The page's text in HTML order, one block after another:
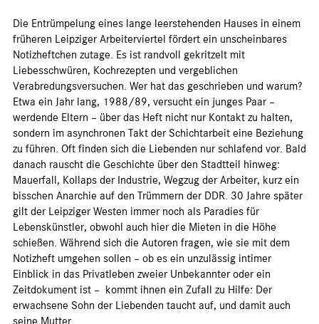
Die Entrümpelung eines lange leerstehenden Hauses in einem
früheren Leipziger Arbeiterviertel fördert ein unscheinbares
Notizheftchen zutage. Es ist randvoll gekritzelt mit
Liebesschwüren, Kochrezepten und vergeblichen
Verabredungsversuchen. Wer hat das geschrieben und warum?
Etwa ein Jahr lang, 1988/89, versucht ein junges Paar –
werdende Eltern – über das Heft nicht nur Kontakt zu halten,
sondern im asynchronen Takt der Schichtarbeit eine Beziehung
zu führen. Oft finden sich die Liebenden nur schlafend vor. Bald
danach rauscht die Geschichte über den Stadtteil hinweg:
Mauerfall, Kollaps der Industrie, Wegzug der Arbeiter, kurz ein
bisschen Anarchie auf den Trümmern der DDR. 30 Jahre später
gilt der Leipziger Westen immer noch als Paradies für
Lebenskünstler, obwohl auch hier die Mieten in die Höhe
schießen. Während sich die Autoren fragen, wie sie mit dem
Notizheft umgehen sollen – ob es ein unzulässig intimer
Einblick in das Privatleben zweier Unbekannter oder ein
Zeitdokument ist – kommt ihnen ein Zufall zu Hilfe: Der
erwachsene Sohn der Liebenden taucht auf, und damit auch
seine Mutter.